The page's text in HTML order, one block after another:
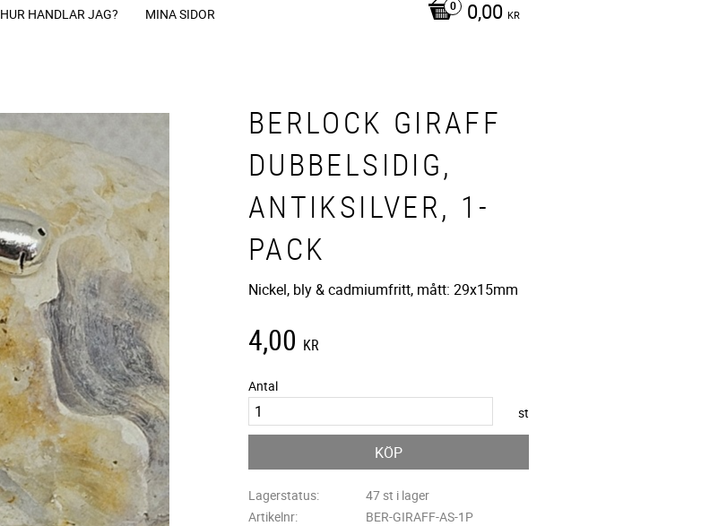
0,00 KR
HUR HANDLAR JAG? MINA SIDOR
BERLOCK GIRAFF
DUBBELSIDIG,
ANTIKSILVER, 1-
PACK
Nickel, bly & cadmiumfritt, mått: 29x15mm
4,00 KR
Antal
st
KÖP
Lagerstatus
47 st i lager
Artikelnr
BER-GIRAFF-AS-1P